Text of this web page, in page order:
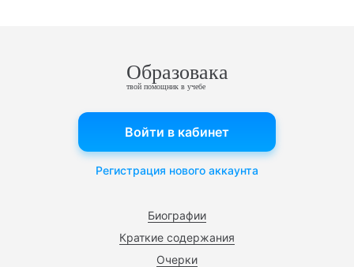
Образовака
твой помощник в учебе
Биографии
Краткие содержания
Очерки
Войти в кабинет
Регистрация нового аккаунта